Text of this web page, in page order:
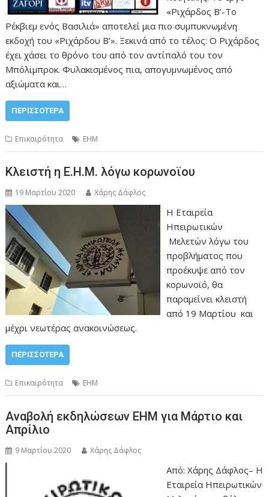
«Ριχάρδος Β’-Το
Ρέκβιεμ ενός Βασιλιά» αποτελεί μια πιο συμπυκνωμένη
εκδοχή του «Ριχάρδου Β’». Ξεκινά από το τέλος: Ο Ριχάρδος
έχει χάσει το θρόνο του από τον αντίπαλό του τον
Μπόλιμπροκ. Φυλακισμένος πια, απογυμνωμένος από
αξιώματα και…
ΠΕΡΙΣΣΌΤΕΡΑ
Επικαιρότητα ΕΗΜ
Κλειστή η Ε.Η.Μ. λόγω κορωνοϊου
19 Μαρτίου 2020 Χάρης Δάφλος
Η Εταιρεία
Ηπειρωτικών
Μελετών λόγω του
προβλήματος που
προέκυψε από τον
κορωνοϊό, θα
παραμείνει κλειστή
από 19 Μαρτίου και
μέχρι νεωτέρας ανακοινώσεως.
ΠΕΡΙΣΣΌΤΕΡΑ
Επικαιρότητα ΕΗΜ
Αναβολή εκδηλώσεων ΕΗΜ για Μάρτιο και
Απρίλιο
9 Μαρτίου 2020 Χάρης Δάφλος
Από: Χάρης Δάφλος– Η
Εταιρεία Ηπειρωτικών